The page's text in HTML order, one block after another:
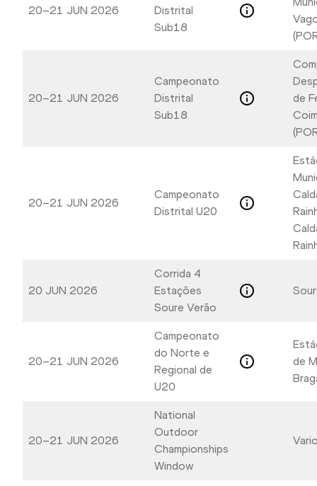
20–21 JUN 2026
Distrital
Sub18
20–21 JUN 2026
Campeonato
Distrital
Sub18
de
20–21 JUN 2026
Campeonato
Distrital U20
20 JUN 2026
Corrida 4
Estações
Soure Verão
20–21 JUN 2026
Campeonato
do Norte e
Regional de
U20
de
20–21 JUN 2026
National
Outdoor
Championships
Window